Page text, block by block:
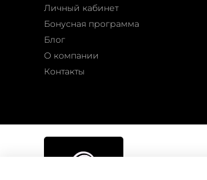
Личный кабинет
Бонусная программа
Блог
О компании
Контакты